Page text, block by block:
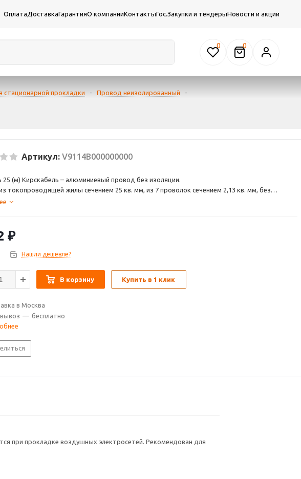
ОплатаДоставкаГарантияО компанииКонтактыГос.Закупки и тендерыНовости и акции
0
стационарной прокладки - Провод неизолированный
-
Артикул: V9114В000000000
(м) Кирскабель – алюминиевый провод без изоляции.
токопроводящей жилы сечением 25 кв. мм, из 7 проволок сечением 2,13 кв. мм, без
Применяется при прокладке воздушных электросетей. Рекомендован для умеренного и
₽
Нашли дешевле?
В корзину Купить в 1 клик
в Москва
— бесплатно
при прокладке воздушных электросетей. Рекомендован для